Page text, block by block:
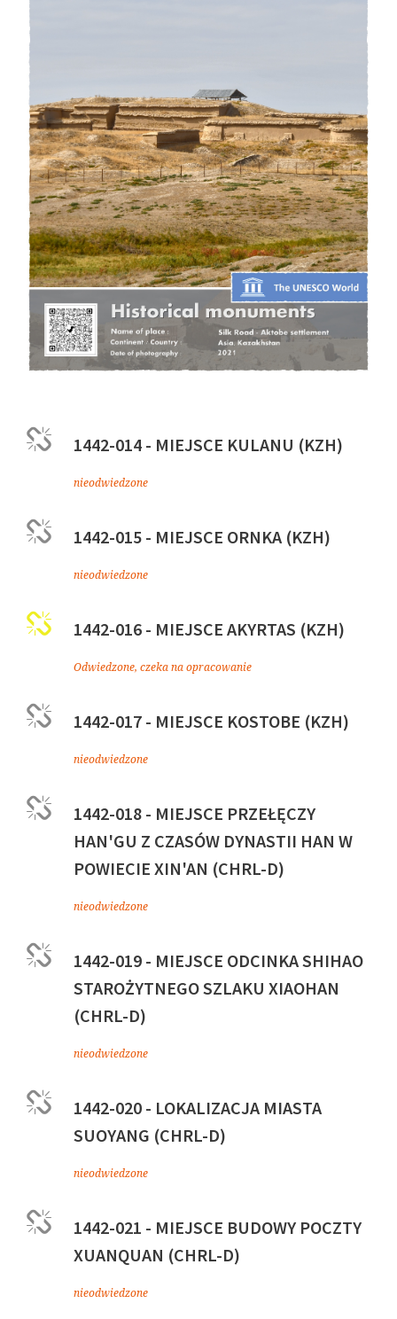
1442-014 - MIEJSCE KULANU (KZH)
nieodwiedzone
1442-015 - MIEJSCE ORNKA (KZH)
nieodwiedzone
1442-016 - MIEJSCE AKYRTAS (KZH)
Odwiedzone, czeka na opracowanie
1442-017 - MIEJSCE KOSTOBE (KZH)
nieodwiedzone
1442-018 - MIEJSCE PRZEŁĘCZY
HAN'GU Z CZASÓW DYNASTII HAN W
POWIECIE XIN'AN (CHRL-D)
nieodwiedzone
1442-019 - MIEJSCE ODCINKA SHIHAO
STAROŻYTNEGO SZLAKU XIAOHAN
(CHRL-D)
nieodwiedzone
1442-020 - LOKALIZACJA MIASTA
SUOYANG (CHRL-D)
nieodwiedzone
1442-021 - MIEJSCE BUDOWY POCZTY
XUANQUAN (CHRL-D)
nieodwiedzone